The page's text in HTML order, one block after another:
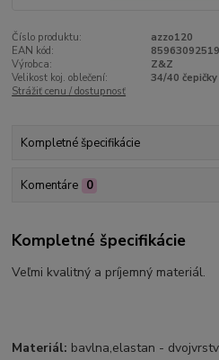
Číslo produktu:
azzo120
EAN kód:
Výrobca:
Z&Z
Velikost koj. oblečení:
34/40
Strážiť cenu / dostupnosť
Kompletné špecifikácie
Komentáre 0
Kompletné špecifikácie
Veľmi kvalitný a príjemný materiál.
Materiál: bavlna,elastan -